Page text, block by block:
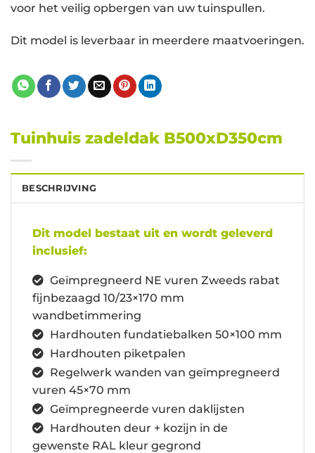
voor het veilig opbergen van uw tuinspullen.
Dit model is leverbaar in meerdere maatvoeringen.
Tuinhuis zadeldak B500xD350cm
BESCHRIJVING
Dit model bestaat uit en wordt geleverd
inclusief:
Geïmpregneerd NE vuren Zweeds rabat
fijnbezaagd 10/23×170 mm
wandbetimmering
Hardhouten fundatiebalken 50×100 mm
Hardhouten piketpalen
Regelwerk wanden van geïmpregneerd
vuren 45×70 mm
Geïmpregneerde vuren daklijsten
Hardhouten deur + kozijn in de
gewenste RAL kleur gegrond